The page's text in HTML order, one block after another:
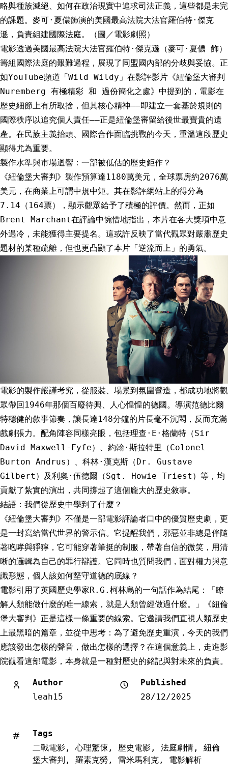
略與種族滅絕、如何在政治現實中追求司法正義，這些都是未完
的課題。麥可·夏儂飾演的美國最高法院大法官羅伯特·傑克
遜，負責組建國際法庭。（圖／電影劇照）
電影透過美國最高法院大法官羅伯特·傑克遜（麥可·夏儂 飾）
籌組國際法庭的艱難過程，展現了同盟國內部的分歧與妥協。正
如YouTube頻道「Wild Wildy」在影評影片《紐倫堡大審判
Nuremberg 有極精彩 和 過份簡化之處》中提到的，電影在
歷史細節上有所取捨，但其核心精神——即建立一套基於規則的
國際秩序以追究個人責任——正是紐倫堡審留給後世最寶貴的遺
產。在民族主義抬頭、國際合作面臨挑戰的今天，重溫這段歷史
顯得尤為重要。
製作水準與市場迴響：一部被低估的歷史鉅作？
《紐倫堡大審判》製作預算達1180萬美元，全球票房約2076萬
美元，在商業上可謂中規中矩。其在影評網站上的得分為
7.14（164票），顯示觀眾給予了積極的評價。然而，正如
Brent Marchant在評論中惋惜地指出，本片在各大獎項中意
外遇冷，未能獲得主要提名。這或許反映了當代觀眾對嚴肅歷史
題材的某種疏離，但也更凸顯了本片「逆流而上」的勇氣。
電影的製作嚴謹考究，從服裝、場景到氛圍營造，都成功地將觀
眾帶回1946年那個百廢待興、人心惶惶的德國。導演范德比爾
特穩健的敘事節奏，讓長達148分鐘的片長毫不沉悶，反而充滿
戲劇張力。配角陣容同樣亮眼，包括理查·E·格蘭特（Sir
David Maxwell-Fyfe）、約翰·斯拉特里（Colonel
Burton Andrus）、科林·漢克斯（Dr. Gustave
Gilbert）及利奧·伍德爾（Sgt. Howie Triest）等，均
貢獻了紮實的演出，共同撐起了這個龐大的歷史敘事。
結語：我們從歷史中學到了什麼？
《紐倫堡大審判》不僅是一部電影評論者口中的優質歷史劇，更
是一封寫給當代世界的警示信。它提醒我們，邪惡並非總是伴隨
著咆哮與猙獰，它可能穿著筆挺的制服，帶著自信的微笑，用清
晰的邏輯為自己的罪行辯護。它同時也質問我們，面對權力與意
識形態，個人該如何堅守道德的底線？
電影引用了英國歷史學家R.G.柯林烏的一句話作為結尾：「瞭
解人類能做什麼的唯一線索，就是人類曾經做過什麼。」《紐倫
堡大審判》正是這樣一條重要的線索。它邀請我們直視人類歷史
上最黑暗的篇章，並從中思考：為了避免歷史重演，今天的我們
應該發出怎樣的聲音，做出怎樣的選擇？在這個意義上，走進影
院觀看這部電影，本身就是一種對歷史的銘記與對未來的負責。
Author
leah15
Published
28/12/2025
Tags
二戰電影 , 心理驚悚 , 歷史電影 , 法庭劇情 , 紐倫
堡大審判 , 羅素克勞 , 雷米馬利克 , 電影解析